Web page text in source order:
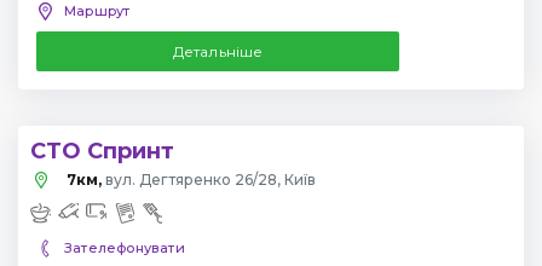
Маршрут
Детальніше
СТО Спринт
7км, вул. Дегтяренко 26/28, Київ
Зателефонувати